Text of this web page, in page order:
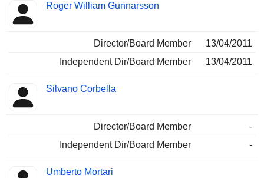
Roger William Gunnarsson
Director/Board Member
13/04/2011
Independent Dir/Board Member
13/04/2011
Silvano Corbella
Director/Board Member
-
Independent Dir/Board Member
-
Umberto Mortari